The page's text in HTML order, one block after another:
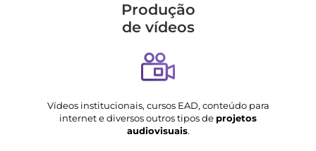
Produção
de vídeos
Vídeos institucionais, cursos EAD, conteúdo para
internet e diversos outros tipos de projetos
audiovisuais.